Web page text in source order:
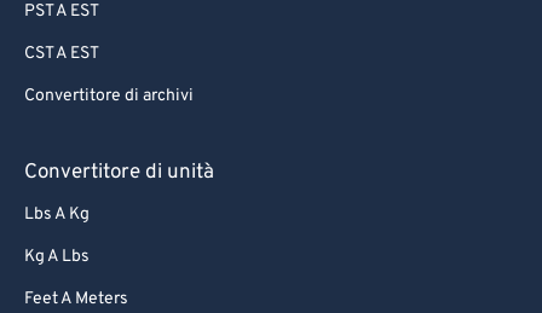
PST A EST
CST A EST
Convertitore di archivi
Convertitore di unità
Lbs A Kg
Kg A Lbs
Feet A Meters